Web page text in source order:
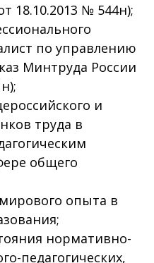
18.10.2013 № 544н);
по управлению
Минтруда России
и
труда в
общего
опыта в
нормативно-
педагогических,